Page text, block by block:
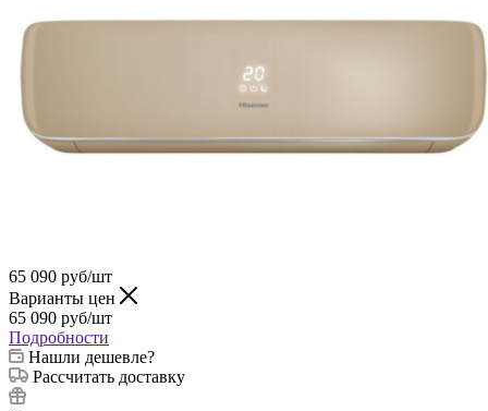
65 090 руб/шт
Варианты цен
65 090 руб/шт
Подробности
Нашли дешевле?
Рассчитать доставку